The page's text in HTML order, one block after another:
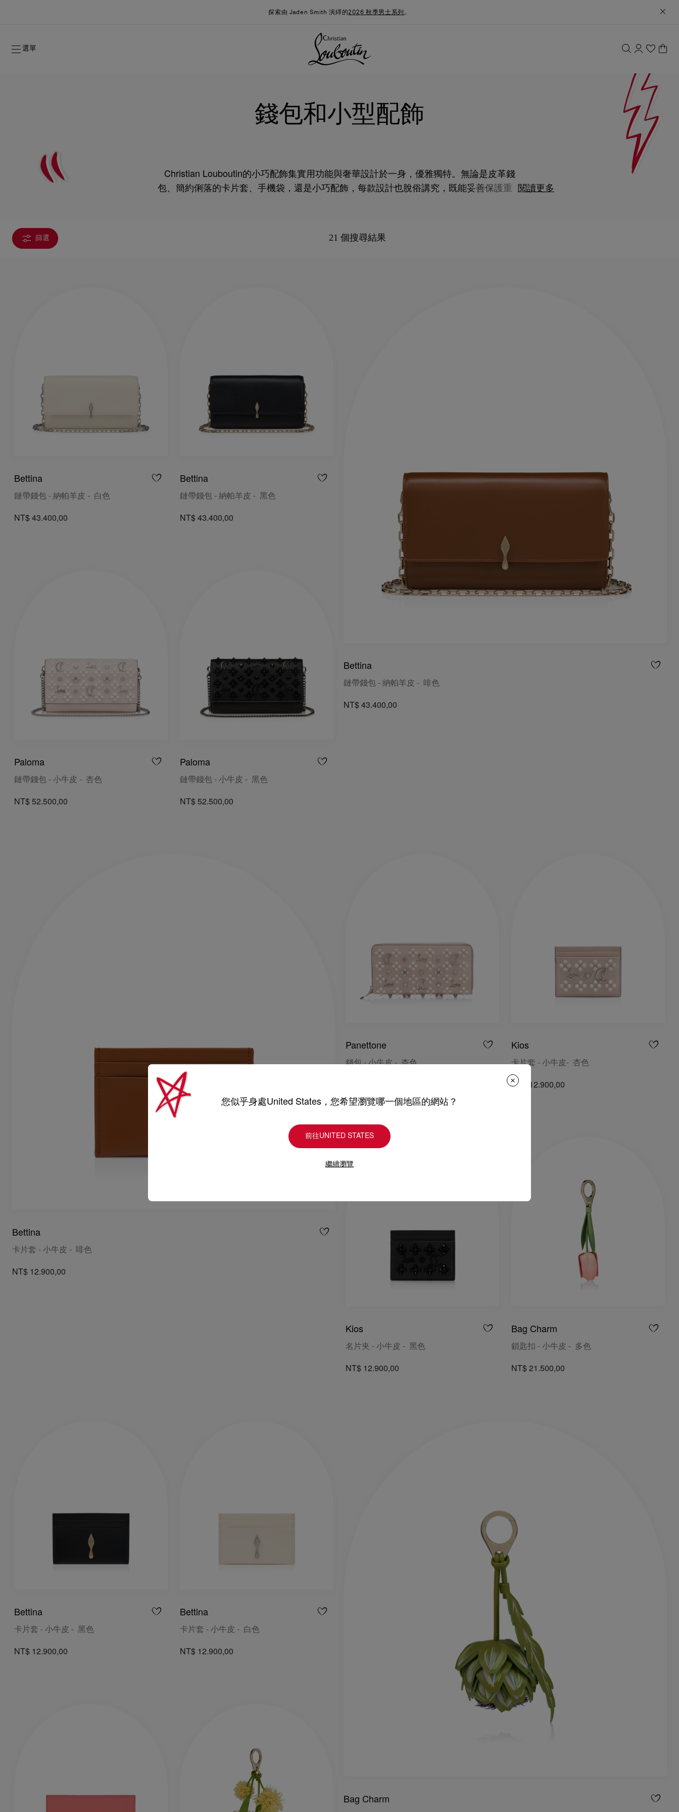
探索由 Jaden Smith 演繹的2026 秋季男士系列 。
選單
Cassia系列 時尚經典
2026年秋季系列
2026年秋季系列
時尚眼鏡
全新登場：Oud Fétiche 奢⾹淡⾹精
夏⽇精選
男士禮品
紅鞋底 精湛工藝
錢包和小型配飾
Christian Louboutin的小巧配飾集實用功能與奢華設計於一身，優雅獨特。無論是皮革錢
包、簡約俐落的卡片套、手機袋，還是小巧配飾，每款設計也脫俗講究，既能妥善保護重要閱讀更多
篩選 21 個搜尋結果
Bettina
鏈帶錢包 - 納帕羊皮 - 白色
NT$ 43.400,00
Bettina
鏈帶錢包 - 納帕羊皮 - 黑色
NT$ 43.400,00
Paloma
鏈帶錢包 - 小牛皮 - 杏色
NT$ 52.500,00
Paloma
鏈帶錢包 - 小牛皮 - 黑色
NT$ 52.500,00
Bettina
鏈帶錢包 - 納帕羊皮 - 啡色
NT$ 43.400,00
Panettone
錢包 - 小牛皮 - 杏色
Kios
卡片套 - 小牛皮- 杏色
NT$ 12.900,00
Kios
名片夹 - 小牛皮 - 黑色
NT$ 12.900,00
Bag Charm
鎖匙扣 - 小牛皮 - 多色
NT$ 21.500,00
Bettina
卡片套 - 小牛皮 - 啡色
NT$ 12.900,00
Bettina
卡片套 - 小牛皮 - 黑色
NT$ 12.900,00
Bettina
卡片套 - 小牛皮 - 白色
NT$ 12.900,00
Bag Charm
您似乎身處United States，您希望瀏覽哪一個地區的網站？
前往UNITED STATES
繼續瀏覽